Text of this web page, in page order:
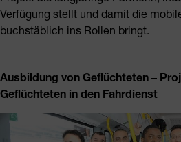
Verfügung stellt und damit die
buchstäblich ins Rollen bringt.
Ausbildung von Geflüchteten –
Geflüchteten in den Fahrdienst